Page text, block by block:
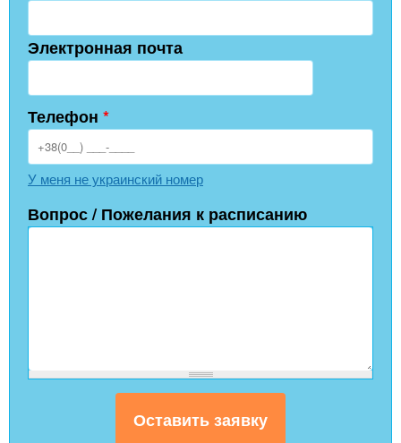
Электронная почта
Телефон *
У меня не украинский номер
Вопрос / Пожелания к расписанию